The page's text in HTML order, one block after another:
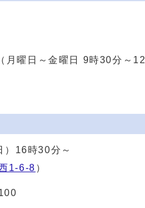
（月曜日～金曜日 9時30分～12
）16時30分～
1-6-8 ）